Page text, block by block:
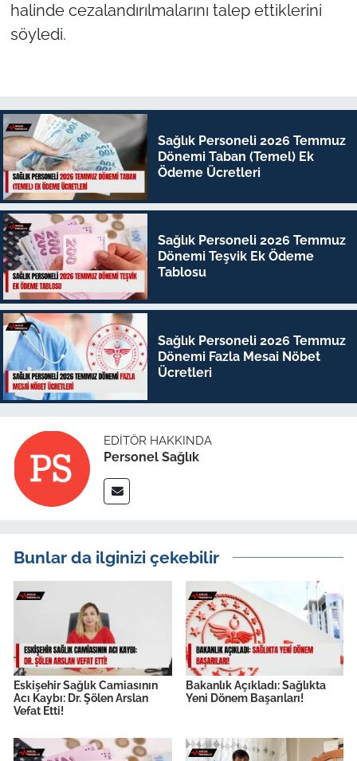
halinde cezalandırılmalarını talep ettiklerini
söyledi.
Sağlık Personeli 2026 Temmuz
Dönemi Taban (Temel) Ek
Ödeme Ücretleri
Sağlık Personeli 2026 Temmuz
Dönemi Teşvik Ek Ödeme
Tablosu
Sağlık Personeli 2026 Temmuz
Dönemi Fazla Mesai Nöbet
Ücretleri
EDITÖR HAKKINDA
Personel Sağlık
Bunlar da ilginizi çekebilir
Eskişehir Sağlık Camiasının
Acı Kaybı: Dr. Şölen Arslan
Vefat Etti!
Bakanlık Açıkladı: Sağlıkta
Yeni Dönem Başarıları!